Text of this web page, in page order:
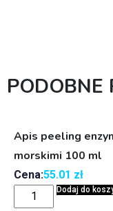
PODOBNE
Apis peeling
morskimi 100 ml
Cena:55.01 zł
Dodaj do